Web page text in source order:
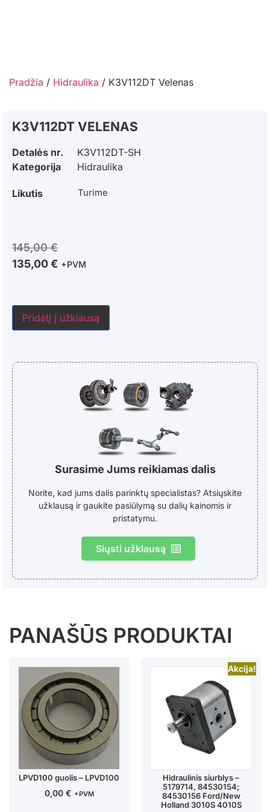
Pradžia / Hidraulika / K3V112DT Velenas
K3V112DT VELENAS
Detalės nr.
K3V112DT-SH
Kategorija
Hidraulika
Likutis Turime
145,00€
135,00€ +PVM
Pridėtį į užklausą
Surasime Jums reikiamas dalis
Norite, kad jums dalis parinktų specialistas? Atsiųskite
užklausą ir gaukite pasiūlymą su dalių kainomis ir
pristatymu.
Siųsti užklausą
PANAŠŪS PRODUKTAI
LPVD100 guolis – LPVD100
0,00 € +PVM
Akcija!
Hidraulinis siurblys –
5179714, 84530154;
84530156 Ford/New
Holland 3010S 4010S